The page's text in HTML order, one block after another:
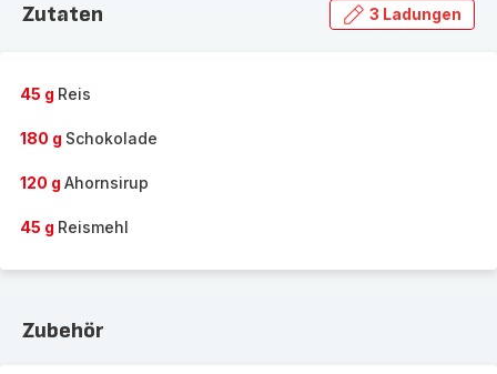
das
Zutaten 3 Ladungen
45 g Reis
180 g Schokolade
120 g Ahornsirup
45 g Reismehl
Zubehör